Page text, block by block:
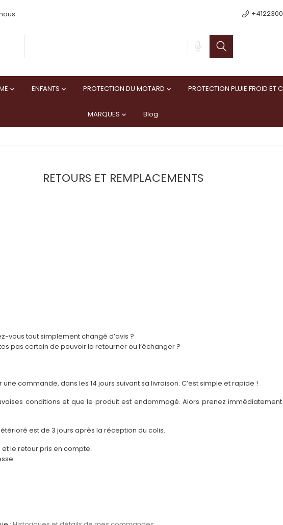
 ENFANTS  PROTECTION DU MOTARD  PROTECTION PLUIE FROID ET
MARQUES  Blog
RETOURS ET REMPLACEMENTS
vous tout simplement changé d’avis ?
pas certain de pouvoir la retourner ou l’échanger ?
commande, dans les 14 jours suivant sa livraison. C’est simple et rapide !
conditions et que le produit est endommagé. Alors prenez
est de 3 jours après la réception du colis.
le retour pris en compte